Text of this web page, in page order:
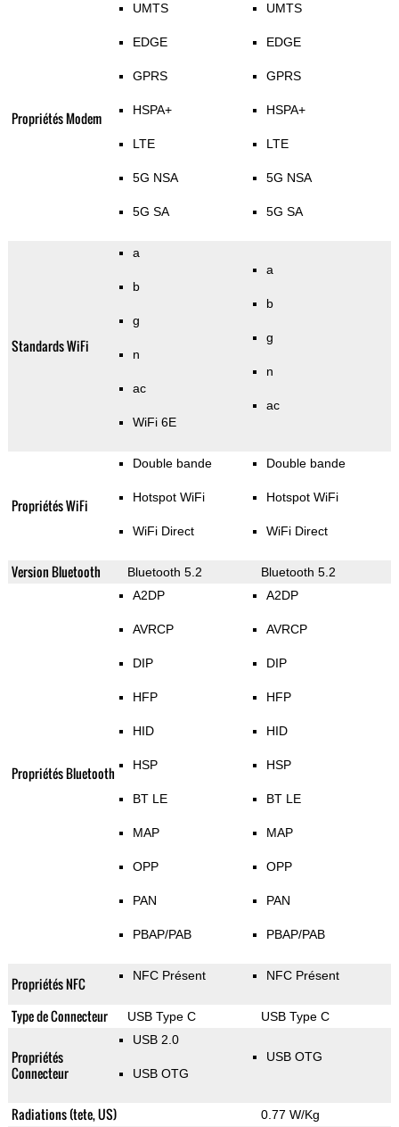
Propriétés Modem
UMTS
EDGE
GPRS
HSPA+
LTE
5G NSA
5G SA
UMTS
EDGE
GPRS
HSPA+
LTE
5G NSA
5G SA
Standards WiFi
a
b
g
n
ac
WiFi 6E
a
b
g
n
ac
Propriétés WiFi
Double bande
Hotspot WiFi
WiFi Direct
Double bande
Hotspot WiFi
WiFi Direct
Version Bluetooth Bluetooth 5.2 Bluetooth 5.2
Propriétés Bluetooth
A2DP
AVRCP
DIP
HFP
HID
HSP
BT LE
MAP
OPP
PAN
PBAP/PAB
A2DP
AVRCP
DIP
HFP
HID
HSP
BT LE
MAP
OPP
PAN
PBAP/PAB
Propriétés NFC NFC Présent NFC Présent
Type de Connecteur USB Type C USB Type C
Propriétés
Connecteur
USB 2.0
USB OTG
USB OTG
Radiations (tete, US) 0.77 W/Kg